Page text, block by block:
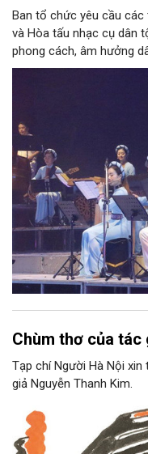
Ban tổ chức yêu cầu
và Hòa tấu nhạc cụ dân
phong cách, âm hưởng
phối khí mới trên nền
Nam, đồng thời phải
Chùm thơ của tác
Tạp chí Người Hà Nội
giả Nguyễn Thanh Kim.